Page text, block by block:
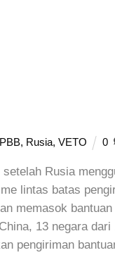
, Rusia,VETO 0
Rusia
lintas batas
memasok
13 negara dari
pengiriman